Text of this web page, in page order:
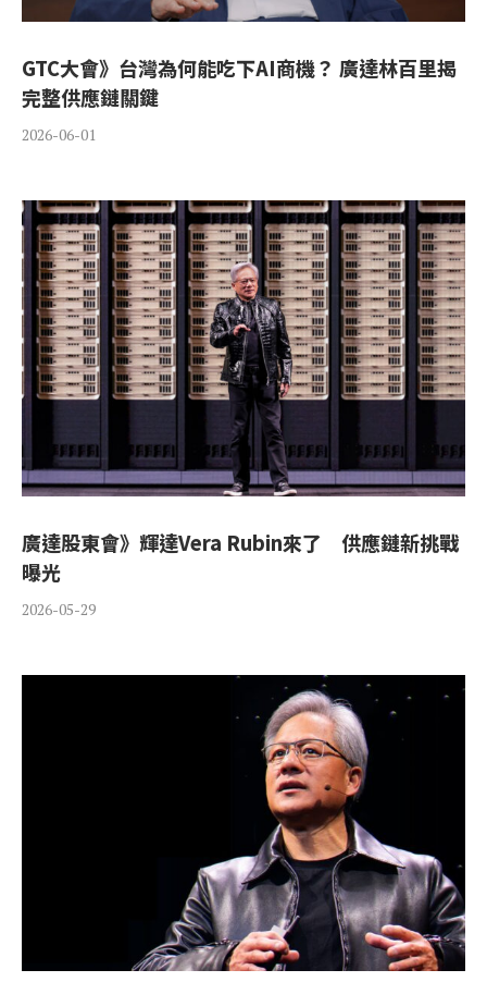
GTC大會》台灣為何能吃下AI商機？ 廣達林百里揭
完整供應鏈關鍵
2026-06-01
廣達股東會》輝達Vera Rubin來了 供應鏈新挑戰
曝光
2026-05-29